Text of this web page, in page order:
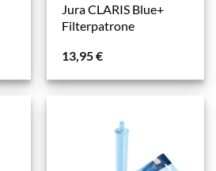
Jura CLARIS Blue+
Filterpatrone
13,95€